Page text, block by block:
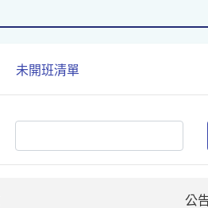
未開班清單
公